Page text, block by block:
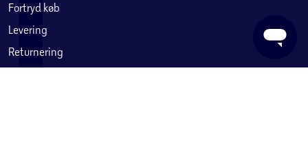
Fortryd køb
Levering
Returnering